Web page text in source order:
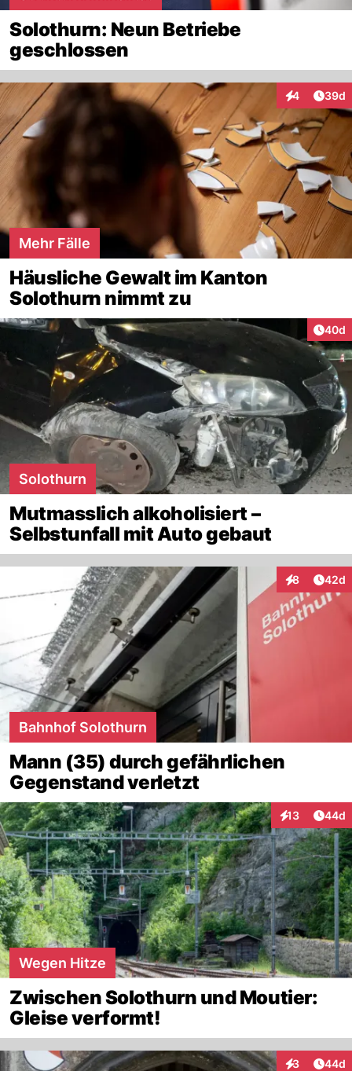
Solothurn: Neun Betriebe
geschlossen
4
Interaktionen
39d
Mehr Fälle
Häusliche Gewalt im Kanton
Solothurn nimmt zu
40d
Solothurn
Mutmasslich alkoholisiert –
Selbstunfall mit Auto gebaut
8
Interaktionen
42d
Bahnhof Solothurn
Mann (35) durch gefährlichen
Gegenstand verletzt
13
Interaktionen
44d
Wegen Hitze
Zwischen Solothurn und Moutier:
Gleise verformt!
3 44d